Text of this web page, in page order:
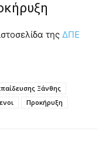
της ΔΠΕ
Ξάνθης
Προκήρυξη